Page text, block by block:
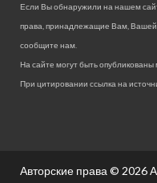
Если Вы обнаружили на нашем
права, принадлежащие Вам, Вашей
сообщите нам.
На сайте могут быть
При цитировании ссылка на
Авторские права © 2026